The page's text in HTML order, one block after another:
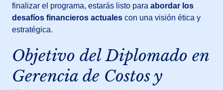
finalizar el programa, estarás listo para abordar los
desafíos financieros actuales con una visión ética y
estratégica.
Objetivo del Diplomado en
Gerencia de Costos y